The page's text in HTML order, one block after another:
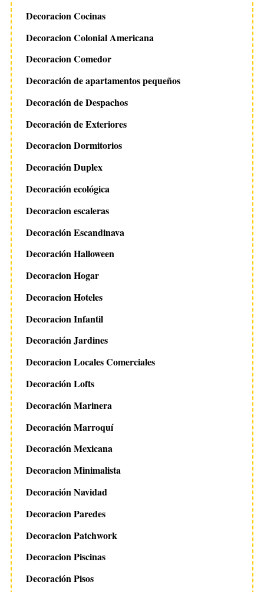
Decoracion Cocinas
Decoracion Colonial Americana
Decoracion Comedor
Decoración de apartamentos pequeños
Decoración de Despachos
Decoración de Exteriores
Decoracion Dormitorios
Decoración Duplex
Decoración ecológica
Decoracion escaleras
Decoración Escandinava
Decoración Halloween
Decoracion Hogar
Decoracion Hoteles
Decoracion Infantil
Decoración Jardines
Decoracion Locales Comerciales
Decoración Lofts
Decoración Marinera
Decoración Marroquí
Decoración Mexicana
Decoracion Minimalista
Decoración Navidad
Decoracion Paredes
Decoracion Patchwork
Decoracion Piscinas
Decoración Pisos